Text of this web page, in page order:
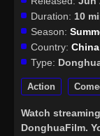
Duration: 10
Season:
Country: China
Type:
Action
Watch streaming
DonghuaFilm.